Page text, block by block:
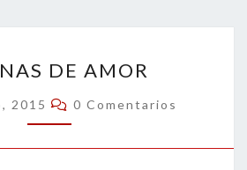
DE
AMOR
DE AMOR
2015 Comentarios
0 Comentarios